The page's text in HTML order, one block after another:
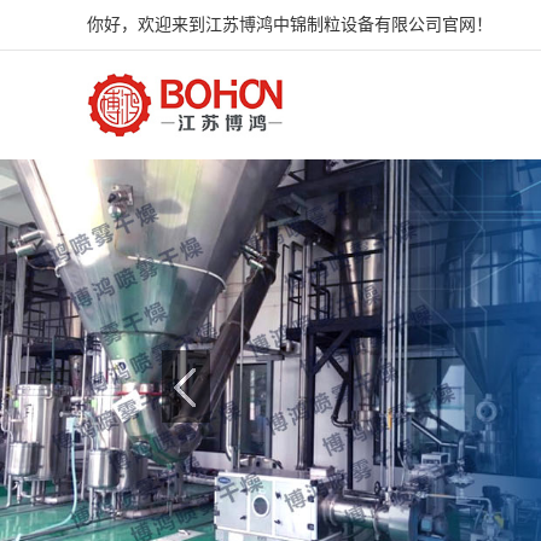
你好，欢迎来到江苏博鸿中锦制粒设备有限公司官网！